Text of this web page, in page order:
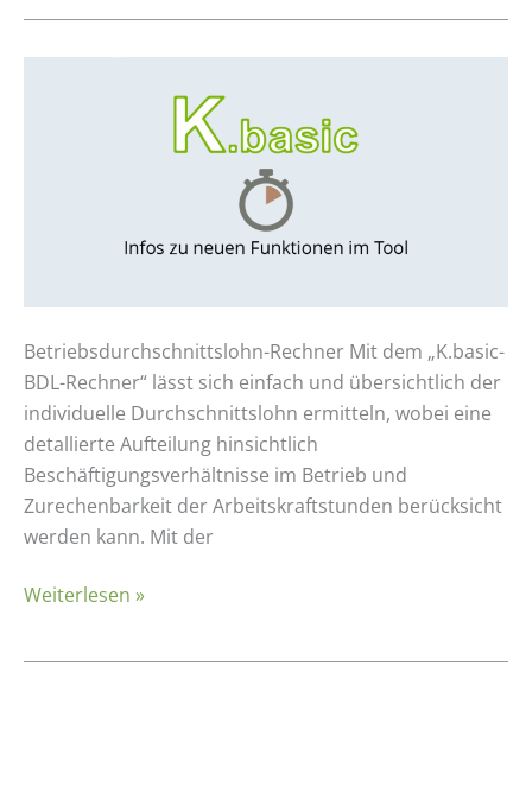
Betriebsdurchschnittslohn-Rechner Mit dem „K.basic-
BDL-Rechner“ lässt sich einfach und übersichtlich der
individuelle Durchschnittslohn ermitteln, wobei eine
detallierte Aufteilung hinsichtlich
Beschäftigungsverhältnisse im Betrieb und
Zurechenbarkeit der Arbeitskraftstunden berücksicht
werden kann. Mit der
Weiterlesen »